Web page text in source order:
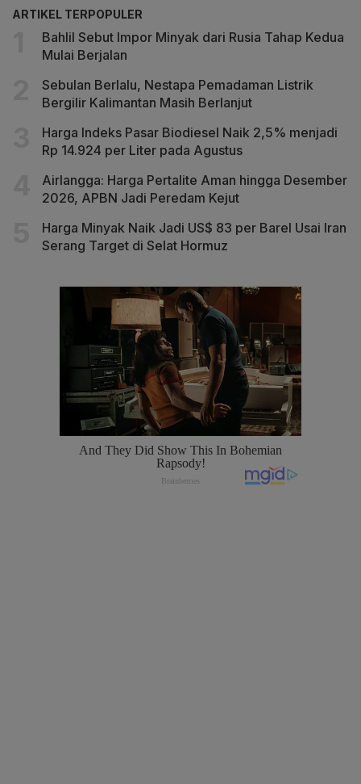
ARTIKEL TERPOPULER
Bahlil Sebut Impor Minyak dari Rusia Tahap Kedua
Mulai Berjalan
Sebulan Berlalu, Nestapa Pemadaman Listrik
Bergilir Kalimantan Masih Berlanjut
Harga Indeks Pasar Biodiesel Naik 2,5% menjadi
Rp 14.924 per Liter pada Agustus
Airlangga: Harga Pertalite Aman hingga Desember
2026, APBN Jadi Peredam Kejut
Harga Minyak Naik Jadi US$ 83 per Barel Usai Iran
Serang Target di Selat Hormuz